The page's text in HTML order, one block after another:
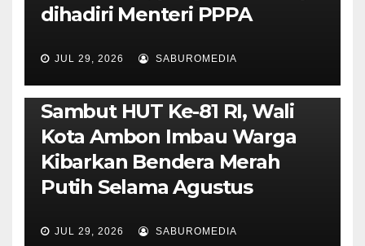
dihadiri Menteri PPPA
JUL 29, 2026 SABUROMEDIA
AMBON METRO POLITIK & PEMERINTAHAN
Sambut HUT Ke-81 RI, Wali
Kota Ambon Imbau Warga
Kibarkan Bendera Merah
Putih Selama Agustus
JUL 29, 2026 SABUROMEDIA
PENDIDIKAN & OLAHRAGA THE MOLUCCAS